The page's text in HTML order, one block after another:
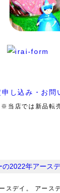
※当店では新品転
スデイ。 アース